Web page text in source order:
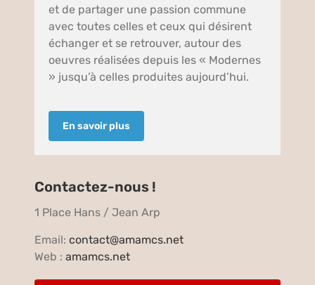
et de partager une passion commune
avec toutes celles et ceux qui désirent
échanger et se retrouver, autour des
oeuvres réalisées depuis les « Modernes
» jusqu’à celles produites aujourd’hui.
En savoir plus
Contactez-nous !
1 Place Hans / Jean Arp
Email:contact@amamcs.net
Web :amamcs.net